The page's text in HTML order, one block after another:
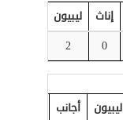
إناث ليبيون
0
2
ليبيون أجانب